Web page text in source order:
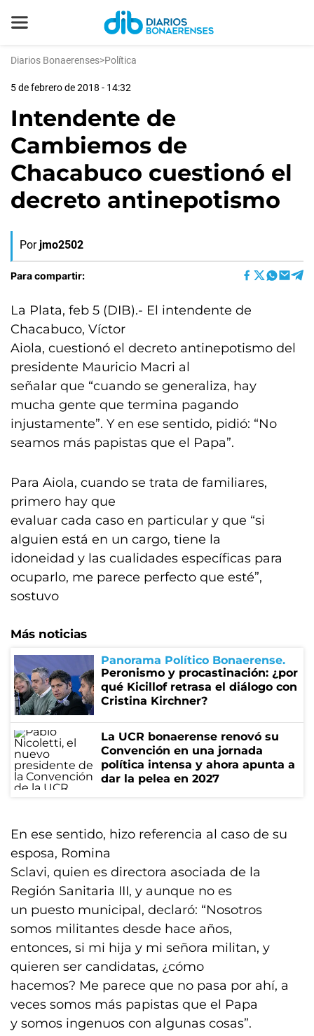
Diarios Bonaerenses>Política
5 de febrero de 2018 - 14:32
Intendente de
Cambiemos de
Chacabuco cuestionó el
decreto antinepotismo
Por jmo2502
Para compartir:
La Plata, feb 5 (DIB).- El intendente de
Chacabuco, Víctor
Aiola, cuestionó el decreto antinepotismo del
presidente Mauricio Macri al
señalar que “cuando se generaliza, hay
mucha gente que termina pagando
injustamente”. Y en ese sentido, pidió: “No
seamos más papistas que el Papa”.
Para Aiola, cuando se trata de familiares,
primero hay que
evaluar cada caso en particular y que “si
alguien está en un cargo, tiene la
idoneidad y las cualidades específicas para
ocuparlo, me parece perfecto que esté”,
sostuvo
Más noticias
Panorama Político Bonaerense
Peronismo y procastinación: ¿por
qué Kicillof retrasa el diálogo con
Cristina Kirchner?
La UCR bonaerense renovó su
Convención en una jornada
política intensa y ahora apunta a
dar la pelea en 2027
En ese sentido, hizo referencia al caso de su
esposa, Romina
Sclavi, quien es directora asociada de la
Región Sanitaria III, y aunque no es
un puesto municipal, declaró: “Nosotros
somos militantes desde hace años,
entonces, si mi hija y mi señora militan, y
quieren ser candidatas, ¿cómo
hacemos? Me parece que no pasa por ahí, a
veces somos más papistas que el Papa
y somos ingenuos con algunas cosas”.